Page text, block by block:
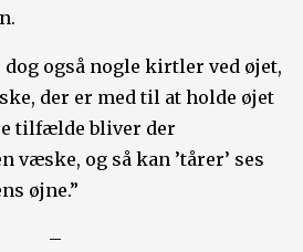
også nogle kirtler ved øjet,
der er med til at holde øjet
tilfælde bliver der
væske, og så kan ’tårer’ ses
øjne.”
–